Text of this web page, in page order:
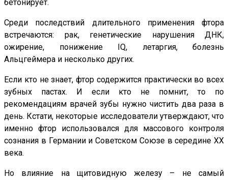
бетонирует.
Среди последствий длительного применения фтора
встречаются: рак, генетические нарушения ДНК,
ожирение, понижение IQ, летаргия, болезнь
Альцгеймера и несколько других.
Если кто не знает, фтор содержится практически во всех
зубных пастах. И если кто не помнит, то по
рекомендациям врачей зубы нужно чистить два раза в
день. Кстати, некоторые исследователи утверждают, что
именно фтор использовался для массового контроля
сознания в Германии и Советском Союзе в середине XX
века.
Но влияние на щитовидную железу – не самый